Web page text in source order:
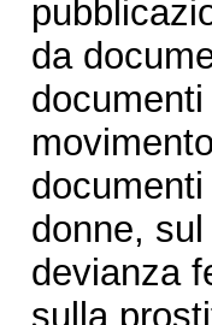
da
donne,
devianza
sulla